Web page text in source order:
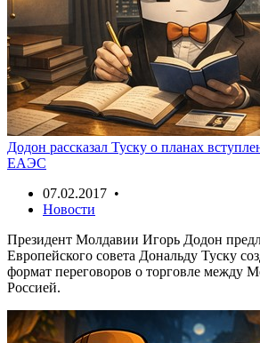
Додон рассказал Туску о планах
ЕАЭС
07.02.2017 •
Новости
Президент Молдавии Игорь Додон
Европейского совета Дональду Туску
формат переговоров о торговле между
Россией.